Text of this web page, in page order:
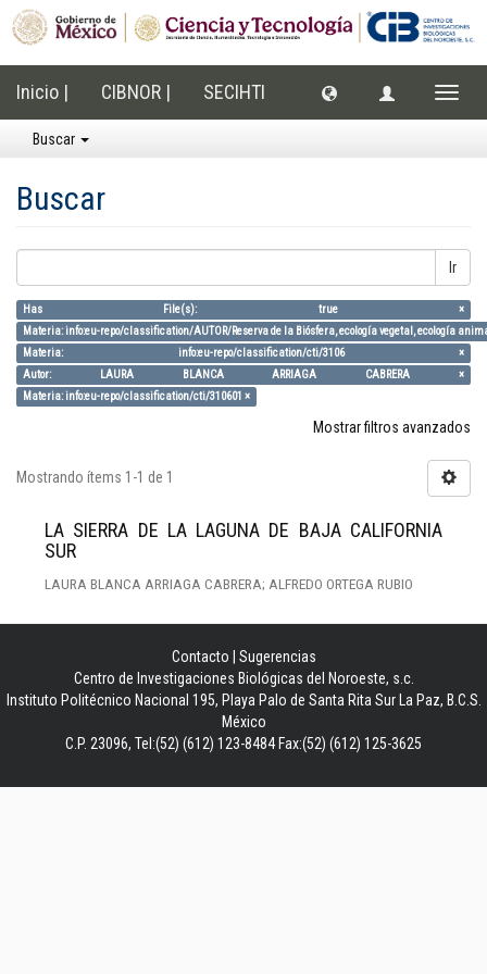
Inicio | CIBNOR | SECIHTI
Buscar
Buscar
Ir
Has File(s): true ×
Materia: info:eu-repo/classification/AUTOR/Reserva de la Biósfera, ecología vegetal, ecología
Materia: info:eu-repo/classification/cti/3106 ×
Autor: LAURA BLANCA ARRIAGA CABRERA ×
Materia: info:eu-repo/classification/cti/310601 ×
Mostrar filtros avanzados
Mostrando ítems 1-1 de 1
LA SIERRA DE LA LAGUNA DE BAJA CALIFORNIA
SUR
LAURA BLANCA ARRIAGA CABRERA; ALFREDO ORTEGA RUBIO
Contacto
Sugerencias
Centro de Investigaciones Biológicas del Noroeste, s.c.
Instituto Politécnico Nacional 195, Playa Palo de Santa Rita Sur La Paz, B.C.S.
México
C.P. 23096, Tel:(52) (612) 123-8484 Fax:(52) (612) 125-3625